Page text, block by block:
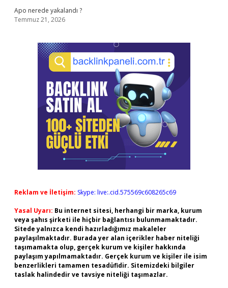
Apo nerede yakalandı ?
Temmuz 21, 2026
Reklam ve İletişim: Skype: live:.cid.575569c608265c69
Yasal Uyarı: Bu internet sitesi, herhangi bir marka, kurum
veya şahıs şirketi ile hiçbir bağlantısı bulunmamaktadır.
Sitede yalnızca kendi hazırladığımız makaleler
paylaşılmaktadır. Burada yer alan içerikler haber niteliği
taşımamakta olup, gerçek kurum ve kişiler hakkında
paylaşım yapılmamaktadır. Gerçek kurum ve kişiler ile isim
benzerlikleri tamamen tesadüfidir. Sitemizdeki bilgiler
taslak halindedir ve tavsiye niteliği taşımazlar.